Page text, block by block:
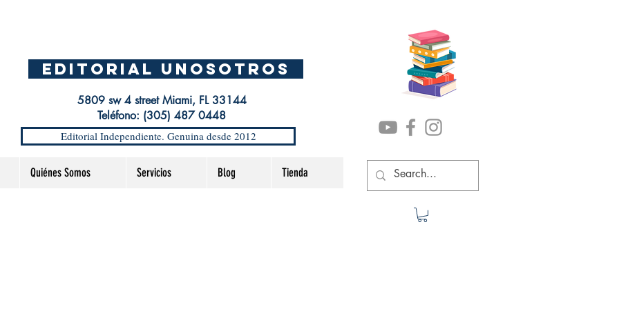
EDITORIAL UnosOtros
5809 sw 4 street Miami, FL 33144
Teléfono: (305) 487 0448
Editorial Independiente. Genuina desde 2012
Quiénes Somos Servicios Blog Tienda